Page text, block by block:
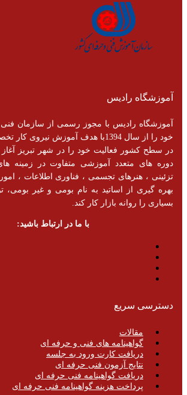
آموزشگاه رادیس
آموزشگاه رادیس با مجوز رسمی از سازمان
خود را از سال 1394با هدف آموزش
در سطح کشور فعالیت خود را در شهر تبریز آغاز
دوره های متعدد آموزشی متفاوت در زمینه
تزئینی ، هنرهای تجسمی ، فناوری اطلاعات ، امور
بهره گیری از اساتید به نام بومی و غیر بومی،
بسیاری را روانه بازار کار کند.
با ما در ارتباط باشید:
دسترسی سریع
مقالات
گواهینامه های فنی و حرفه ای
دریافت کارت ورود به جلسه
نتایج آزمون فنی حرفه ای
دریافت گواهینامه فنی حرفه ای
پرداخت هزینه گواهینامه فنی حرفه ای